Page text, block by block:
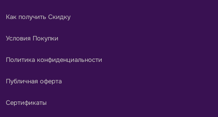
Как получить Скидку
Условия Покупки
Политика конфиденциальности
Публичная оферта
Сертификаты